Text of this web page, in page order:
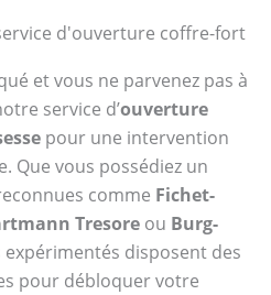
d'ouverture coffre-fort
et vous ne parvenez pas à
service d’ouverture
pour une intervention
Que vous possédiez un
comme Fichet-
Tresore ou Burg-
disposent des
pour débloquer votre